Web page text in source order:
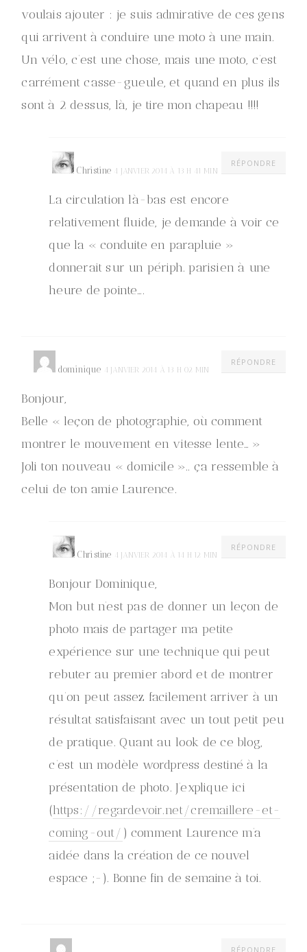
voulais ajouter : je suis admirative de ces gens
qui arrivent à conduire une moto à une main.
Un vélo, c’est une chose, mais une moto, c’est
carrément casse-gueule, et quand en plus ils
sont à 2 dessus, là, je tire mon chapeau !!!!
RÉPONDRE
Christine 4 JANVIER 2014 À 13 H 41 MIN
La circulation là-bas est encore
relativement fluide, je demande à voir ce
que la « conduite en parapluie »
donnerait sur un périph. parisien à une
heure de pointe….
RÉPONDRE
dominique 4 JANVIER 2014 À 13 H 02 MIN
Bonjour,
Belle « leçon de photographie, où comment
montrer le mouvement en vitesse lente… »
Joli ton nouveau « domicile ».. ça ressemble à
celui de ton amie Laurence.
RÉPONDRE
Christine 4 JANVIER 2014 À 14 H 12 MIN
Bonjour Dominique,
Mon but n’est pas de donner un leçon de
photo mais de partager ma petite
expérience sur une technique qui peut
rebuter au premier abord et de montrer
qu’on peut assez facilement arriver à un
résultat satisfaisant avec un tout petit peu
de pratique. Quant au look de ce blog,
c’est un modèle wordpress destiné à la
présentation de photo. J’explique ici
(https://regardevoir.net/cremaillere-et-
coming-out/ ) comment Laurence m’a
aidée dans la création de ce nouvel
espace ;-). Bonne fin de semaine à toi.
RÉPONDRE